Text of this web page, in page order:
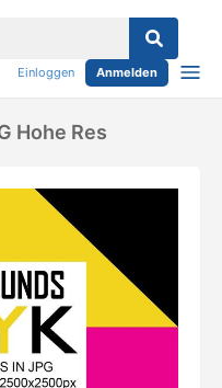
Einloggen Anmelden
Hohe Res